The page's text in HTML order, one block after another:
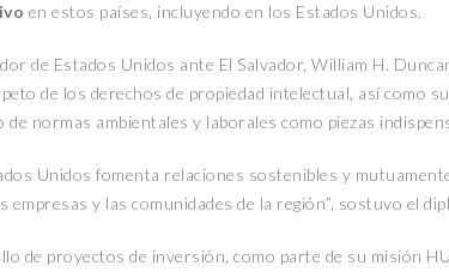
en estos países, incluyendo en los Estados Unidos.
de Estados Unidos ante El Salvador, William H.
de los derechos de propiedad intelectual, así como
normas ambientales y laborales como piezas
Unidos fomenta relaciones sostenibles y
empresas y las comunidades de la región”, sostuvo el
de proyectos de inversión, como parte de su misión